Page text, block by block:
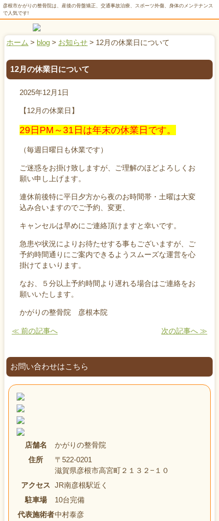
彦根市かがりの整骨院は、産後の骨盤矯正、交通事故治療、スポーツ外傷、身体のメンテナンス
で人気です!
ホーム > blog > お知らせ > 12月の休業日について
12月の休業日について
2025年12月1日
【12月の休業日】
29日PM～31日は年末の休業日です。
（毎週日曜日も休業です）
ご迷惑をお掛け致しますが、ご理解のほどよろしくお
願い申し上げます。
連休前後特に平日夕方から夜のお時間帯・土曜は大変
込み合いますのでご予約、変更、
キャンセルは早めにご連絡頂けますと幸いです。
急患や状況によりお待たせする事もございますが、ご
予約時間通りにご案内できるようスムーズな運営を心
掛けてまいります。
なお、５分以上予約時間より遅れる場合はご連絡をお
願いいたします。
かがりの整骨院 彦根本院
≪ 前の記事へ 次の記事へ ≫
お問い合わせはこちら
店舗名
かがりの整骨院
住所
〒522-0201
滋賀県彦根市高宮町２１３２−１０
アクセス
JR南彦根駅近く
駐車場
10台完備
代表施術者中村泰彦